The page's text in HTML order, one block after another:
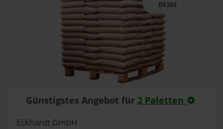
DE303
Günstigstes Angebot für 2 Paletten
Eckhardt GmbH